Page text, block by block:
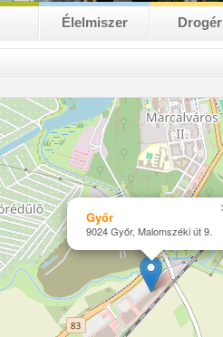
Élelmiszer
Győr
9024 Győr, Malomszéki út 9.